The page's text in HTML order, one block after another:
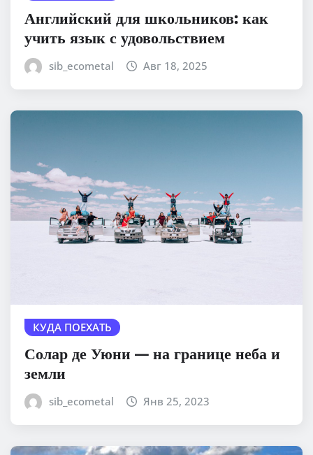
Английский для школьников: как
учить язык с удовольствием
sib_ecometal Авг 18, 2025
КУДА ПОЕХАТЬ
Солар де Уюни — на границе неба и
земли
sib_ecometal Янв 25, 2023